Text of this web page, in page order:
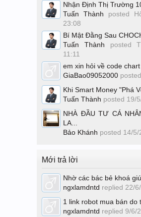
Nhận Định Thị Trường
Tuấn Thành posted
23:08
Bí Mật Đằng Sau
Tuấn Thành posted
11:11
em xin hỏi về code chart
GiaBao09052000 posted
Khi Smart Money "Phá
Tuấn Thành posted 19/
NHÀ ĐẦU TƯ CÁ
LA...
Bảo Khánh posted 14/5/
Mới trả lời
Nhờ các bác bẻ khoá
ngxlamdntd replied 22/
1 link robot mua bán do
ngxlamdntd replied 9/6/